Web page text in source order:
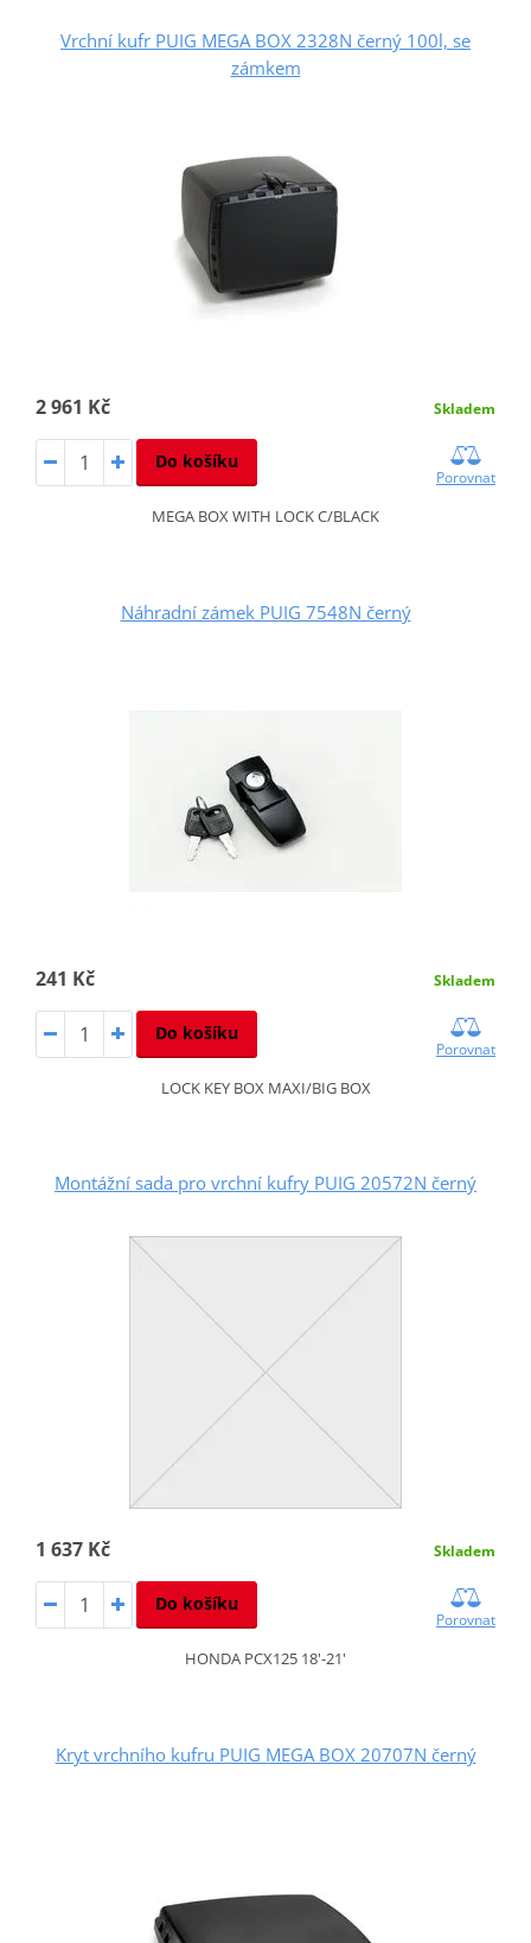
Vrchní kufr PUIG MEGA BOX 2328N černý 100l, se
zámkem
2 961 Kč Skladem
Do košíku
Porovnat
MEGA BOX WITH LOCK C/BLACK
Náhradní zámek PUIG 7548N černý
241 Kč Skladem
Do košíku
Porovnat
LOCK KEY BOX MAXI/BIG BOX
Montážní sada pro vrchní kufry PUIG 20572N černý
1 637 Kč Skladem
Do košíku
Porovnat
HONDA PCX125 18'-21'
Kryt vrchního kufru PUIG MEGA BOX 20707N černý